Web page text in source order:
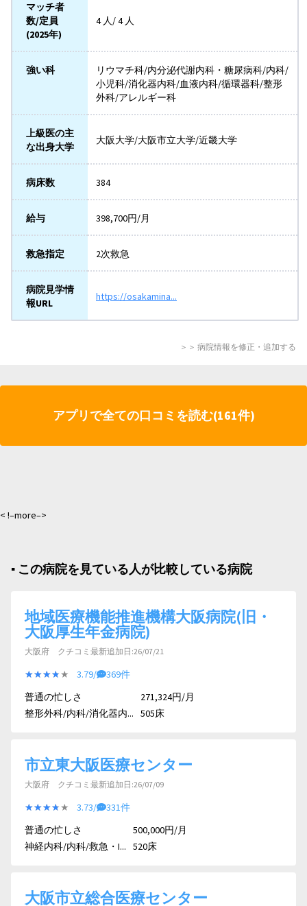
マッチ者
数/定員
(2025年)
4 人/ 4 人
強い科
リウマチ科/内分泌代謝内科・糖尿病科/内科/
小児科/消化器内科/血液内科/循環器科/整形
外科/アレルギー科
上級医の主
な出身大学
大阪大学/大阪市立大学/近畿大学
病床数 384
給与 398,700円/月
救急指定 2次救急
病院見学情
報URL
https://osakamina...
＞＞ 病院情報を修正・追加する
アプリで全ての口コミを読む(161件)
< !–more–>
▪︎ この病院を見ている人が比較している病院
地域医療機能推進機構大阪病院(旧・
大阪厚生年金病院)
大阪府 クチコミ最新追加日:26/07/21
★★★★★
★★★★★ 3.79/
369件
普通の忙しさ
整形外科/内科/消化器内...
271,324円/月
505床
市立東大阪医療センター
大阪府 クチコミ最新追加日:26/07/09
★★★★★
★★★★★ 3.73/
331件
普通の忙しさ
神経内科/内科/救急・I...
500,000円/月
520床
大阪市立総合医療センター